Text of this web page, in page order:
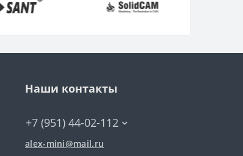
Наши контакты
+7 (951) 44-02-112
alex-mini@mail.ru